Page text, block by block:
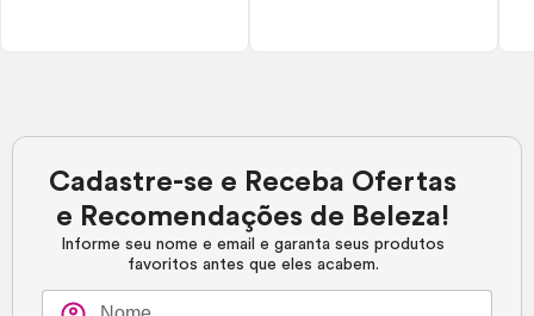
Cadastre-se e Receba Ofertas
e Recomendações de Beleza!
Informe seu nome e email e garanta seus produtos
favoritos antes que eles acabem.